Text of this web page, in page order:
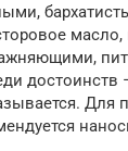
достоинств
Для